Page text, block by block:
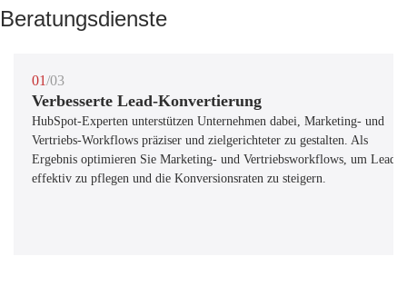
Beratungsdienste
01/03
Verbesserte Lead-Konvertierung
HubSpot-Experten unterstützen Unternehmen dabei, Marketing- und
Vertriebs-Workflows präziser und zielgerichteter zu gestalten. Als
Ergebnis optimieren Sie Marketing- und Vertriebsworkflows, um Leads
effektiv zu pflegen und die Konversionsraten zu steigern.